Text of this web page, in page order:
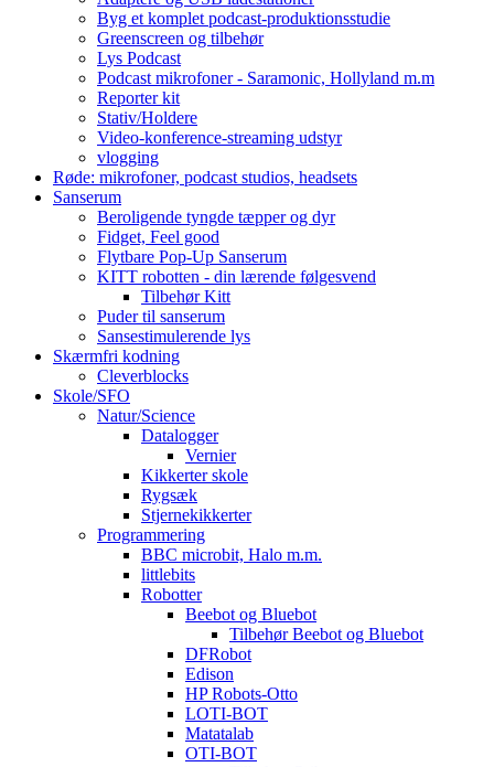
Byg et komplet podcast-produktionsstudie
Greenscreen og tilbehør
Lys Podcast
Podcast mikrofoner - Saramonic, Hollyland m.m
Reporter kit
Stativ/Holdere
Video-konference-streaming udstyr
vlogging
Røde: mikrofoner, podcast studios, headsets
Sanserum
Beroligende tyngde tæpper og dyr
Fidget, Feel good
Flytbare Pop-Up Sanserum
KITT robotten - din lærende følgesvend
Tilbehør Kitt
Puder til sanserum
Sansestimulerende lys
Skærmfri kodning
Cleverblocks
Skole/SFO
Natur/Science
Datalogger
Vernier
Kikkerter skole
Rygsæk
Stjernekikkerter
Programmering
BBC microbit, Halo m.m.
littlebits
Robotter
Beebot og Bluebot
Tilbehør Beebot og Bluebot
DFRobot
Edison
HP Robots-Otto
LOTI-BOT
Matatalab
OTI-BOT